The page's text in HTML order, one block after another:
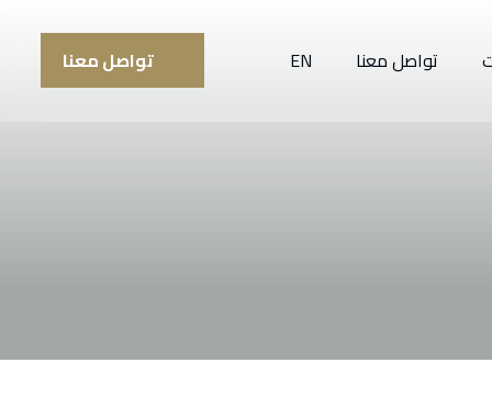
تواصل معنا EN تواصل معنا